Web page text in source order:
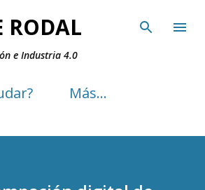
al contenido principal
RODAL
e Industria 4.0
Más…